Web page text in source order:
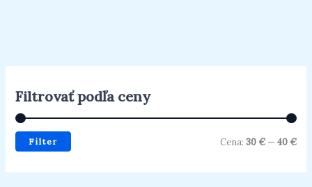
Filtrovať podľa ceny
Filter Cena: 30 €— 40 €